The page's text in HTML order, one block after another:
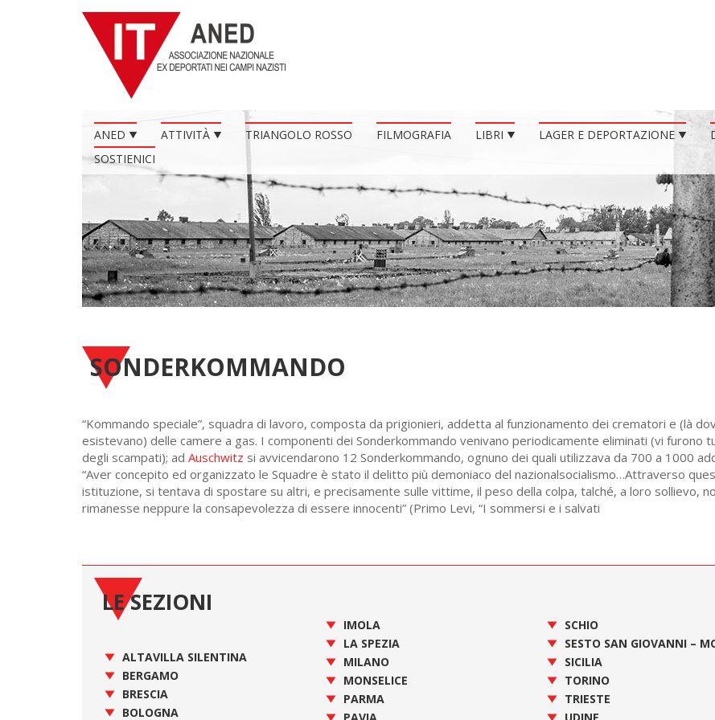
ANED ATTIVITÀ TRIANGOLO ROSSO FILMOGRAFIA LIBRI LAGER E DEPORTAZIONE
SOSTIENICI
SONDERKOMMANDO
“Kommando speciale”, squadra di lavoro, composta da prigionieri, addetta al funzionamento dei crematori e (là
esistevano) delle camere a gas. I componenti dei Sonderkommando venivano periodicamente eliminati (vi furono
degli scampati); ad Auschwitz si avvicendarono 12 Sonderkommando, ognuno dei quali utilizzava da 700 a 1000
“Aver concepito ed organizzato le Squadre è stato il delitto più demoniaco del nazionalsocialismo…Attraverso
istituzione, si tentava di spostare su altri, e precisamente sulle vittime, il peso della colpa, talché, a loro sollievo,
rimanesse neppure la consapevolezza di essere innocenti” (Primo Levi, “I sommersi e i salvati
LE SEZIONI
ALTAVILLA SILENTINA
BERGAMO
BRESCIA
BOLOGNA
IMOLA
LA SPEZIA
MILANO
MONSELICE
PARMA
SCHIO
SESTO SAN GIOVANNI –
SICILIA
TORINO
TRIESTE